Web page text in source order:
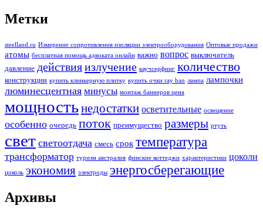
Метки
steelland.ru Измерение сопротивления изоляции электрооборудования Оптовые продажи
атомы бесплатная помощь адвоката онлайн важно вопрос выключатель
давление действияизлучение каучсерфинг количество
конструкции купить клинкерную плитку купить очки ray ban лампа лампочки
люминесцентная минусы монтаж баннеров цена
мощностьнедостатки осветительные освещение
особенно очередь поток преимущество размеры ртуть
свет светоотдача смесь срок температура
трансформатор туризм австралия финские коттеджи характеристики цоколи
цоколь экономия электроды энергосберегающие
Архивы